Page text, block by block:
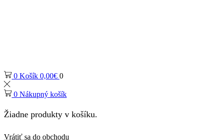
0 Košík 0,00€ 0
0 Nákupný košík
Žiadne produkty v košíku.
Vrátiť sa do obchodu